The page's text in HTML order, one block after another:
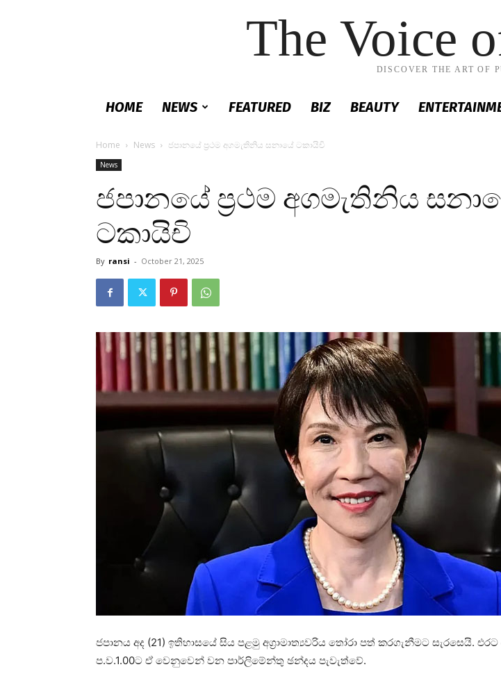
The Voice
DISCOVER THE ART OF
HOME NEWS FEATURED BIZ BEAUTY
Home News ජපානයේ ප්‍රථම අගමැතිනිය සනායේ ටකායිචි
News
ජපානයේ ප්‍රථම අගමැතිනිය
ටකායිචි
By ransi - October 21, 2025
ජපානය අද (21) ඉතිහාසයේ සිය පළමු අග්‍රාමාත්‍යවරිය තෝරා පත් කරගැනීමට සැරසෙයි.
ප.ව.1.00ට ඒ වෙනුවෙන් වන පාර්ලිමේන්තු ඡන්දය පැවැත්වේ.